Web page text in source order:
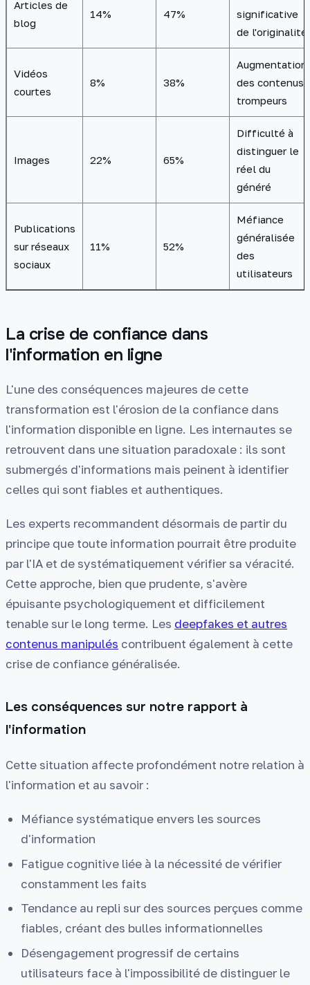
Articles de
blog
14% 47%
significative
de l'originalité
Vidéos
courtes
8% 38%
Augmentation
des contenus
trompeurs
Images 22% 65%
Difficulté à
distinguer le
réel du
généré
Publications
sur réseaux
sociaux
11% 52%
Méfiance
généralisée
des
utilisateurs
La crise de confiance dans
l'information en ligne
L'une des conséquences majeures de cette
transformation est l'érosion de la confiance dans
l'information disponible en ligne. Les internautes se
retrouvent dans une situation paradoxale : ils sont
submergés d'informations mais peinent à identifier
celles qui sont fiables et authentiques.
Les experts recommandent désormais de partir du
principe que toute information pourrait être produite
par l'IA et de systématiquement vérifier sa véracité.
Cette approche, bien que prudente, s'avère
épuisante psychologiquement et difficilement
tenable sur le long terme. Les deepfakes et autres
contenus manipulés contribuent également à cette
crise de confiance généralisée.
Les conséquences sur notre rapport à
l'information
Cette situation affecte profondément notre relation à
l'information et au savoir :
Méfiance systématique envers les sources
d'information
Fatigue cognitive liée à la nécessité de vérifier
constamment les faits
Tendance au repli sur des sources perçues comme
fiables, créant des bulles informationnelles
Désengagement progressif de certains
utilisateurs face à l'impossibilité de distinguer le